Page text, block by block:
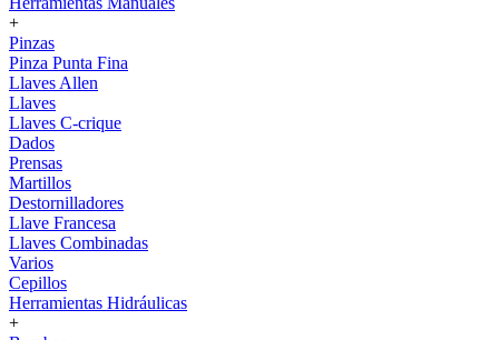
+
Pinzas
Pinza Punta Fina
Llaves Allen
Llaves
Llaves C-crique
Dados
Prensas
Martillos
Destornilladores
Llave Francesa
Llaves Combinadas
Varios
Cepillos
Herramientas Hidráulicas
+